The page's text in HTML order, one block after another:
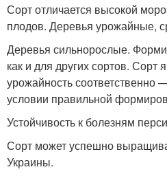
Сорт отличается высокой
плодов. Деревья урожайные,
Деревья сильнорослые.
как и для других сортов.
урожайность соответственно
условии правильной
Устойчивость к болезням
Сорт может успешно
Украины.